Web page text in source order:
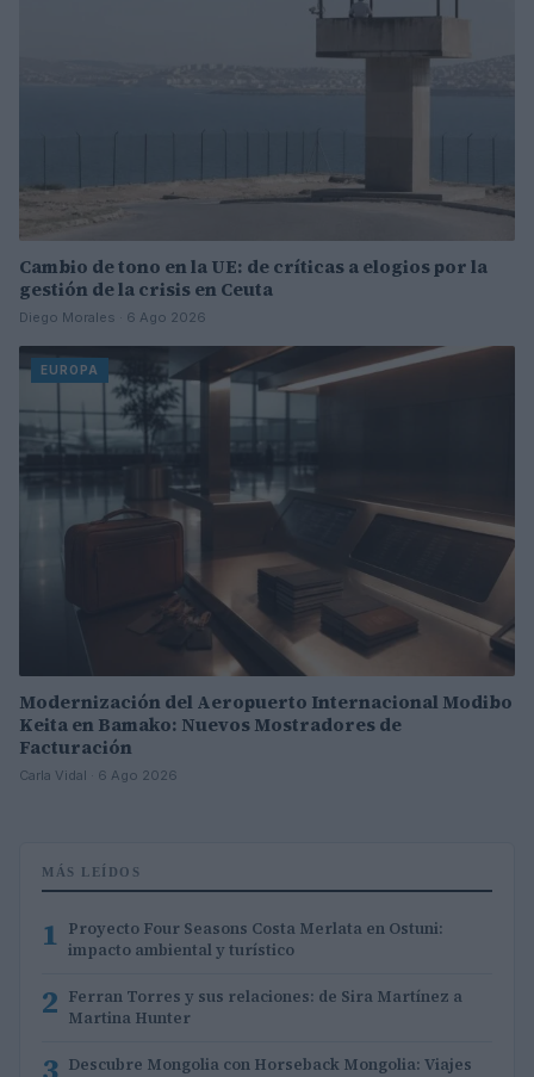
Cambio de tono en la UE: de críticas a elogios por la
gestión de la crisis en Ceuta
Diego Morales · 6 Ago 2026
EUROPA
Modernización del Aeropuerto Internacional Modibo
Keita en Bamako: Nuevos Mostradores de
Facturación
Carla Vidal · 6 Ago 2026
MÁS LEÍDOS
1 Proyecto Four Seasons Costa Merlata en Ostuni:
impacto ambiental y turístico
2 Ferran Torres y sus relaciones: de Sira Martínez a
Martina Hunter
Descubre Mongolia con Horseback Mongolia: Viajes